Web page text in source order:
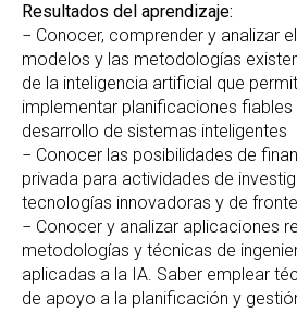
Resultados del aprendizaje:
− Conocer, comprender y analizar
modelos y las metodologías
de la inteligencia artificial que
implementar planificaciones
desarrollo de sistemas inteligentes
− Conocer las posibilidades de
privada para actividades de
tecnologías innovadoras y de
− Conocer y analizar aplicaciones
metodologías y técnicas de
aplicadas a la IA. Saber emplear
de apoyo a la planificación y